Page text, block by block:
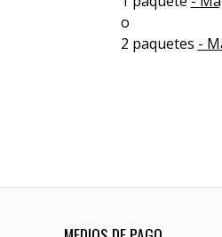
o
2 paquetes -